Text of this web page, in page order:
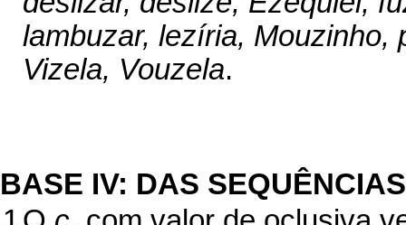
lambuzar, lezíria, Mouzinho,
Vizela, Vouzela.
BASE IV: DAS